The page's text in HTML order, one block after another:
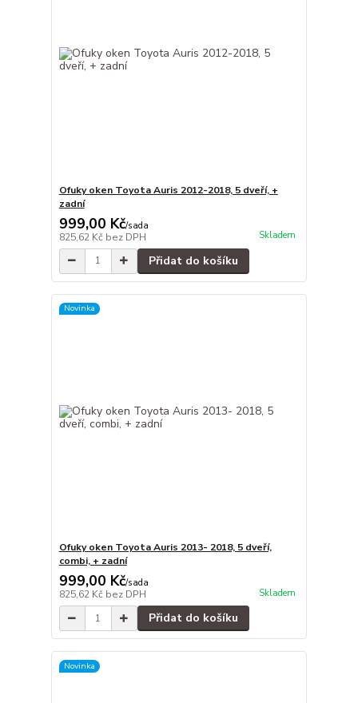
Ofuky oken Toyota Auris 2012-2018, 5 dveří, +
zadní
999,00 Kč/sada
825,62 Kč bez DPH Skladem
Přidat do košíku
Novinka
Ofuky oken Toyota Auris 2013- 2018, 5 dveří,
combi, + zadní
999,00 Kč/sada
825,62 Kč bez DPH Skladem
Přidat do košíku
Novinka